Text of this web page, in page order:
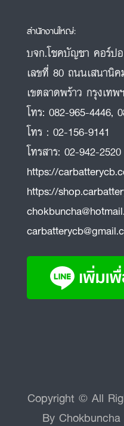
สำนักงานใหญ่:
บจก.โชคบัญชา คอร์ป
เลขที่ 80 ถนนเสนานิ
เขตลาดพร้าว กรุงเท
โทร: 082-965-4446,
โทร : 02-156-9141
โทรสาร: 02-942-2520
https://
https://
Copyright © All
By